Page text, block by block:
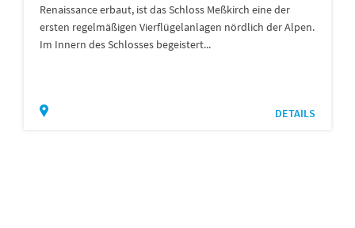
Renaissance erbaut, ist das Schloss Meßkirch eine der
ersten regelmäßigen Vierflügelanlagen nördlich der Alpen.
Im Innern des Schlosses begeistert...
DETAILS